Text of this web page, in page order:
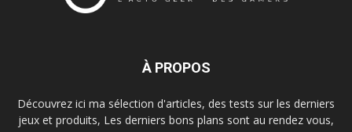
À PROPOS
Découvrez ici ma sélection d'articles, des tests sur les derniers
jeux et produits, Les derniers bons plans sont au rendez vous,